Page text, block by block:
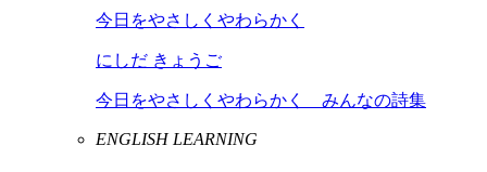
今日をやさしくやわらかく
にしだ きょうご
今日をやさしくやわらかく みんなの詩集
ENGLISH LEARNING